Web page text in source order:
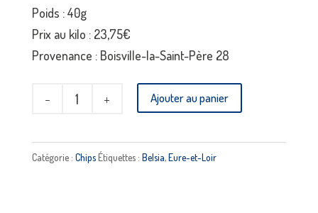
Poids : 40g
Prix au kilo : 23,75€
Provenance : Boisville-la-Saint-Père 28
quantité
sel
Ajouter au panier
Catégorie : ChipsÉtiquettes : Belsia,Eure-et-Loir